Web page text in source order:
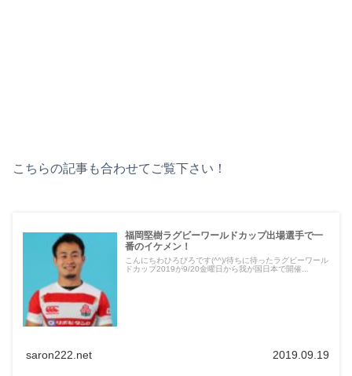
こちらの記事も合わせてご覧下さい！
福岡堅樹ラグビーワールドカップ出場選手で一
番のイケメン！
こんにちわひろびろです(^^)/待ちに待ったラグビーワール
ドカップ2019が9/20金曜日から我が国日本で開催...
saron222.net 2019.09.19